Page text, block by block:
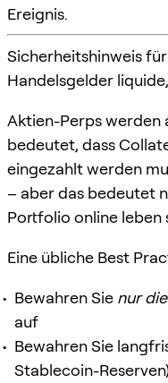
Ereignis.
Sicherheitshinweis
Handelsgelder
Aktien-Perps werden
bedeutet, dass
eingezahlt werden
– aber das bedeutet
Portfolio online leben
Eine übliche Best
Bewahren Sie nur
auf
Bewahren Sie
Stablecoin-